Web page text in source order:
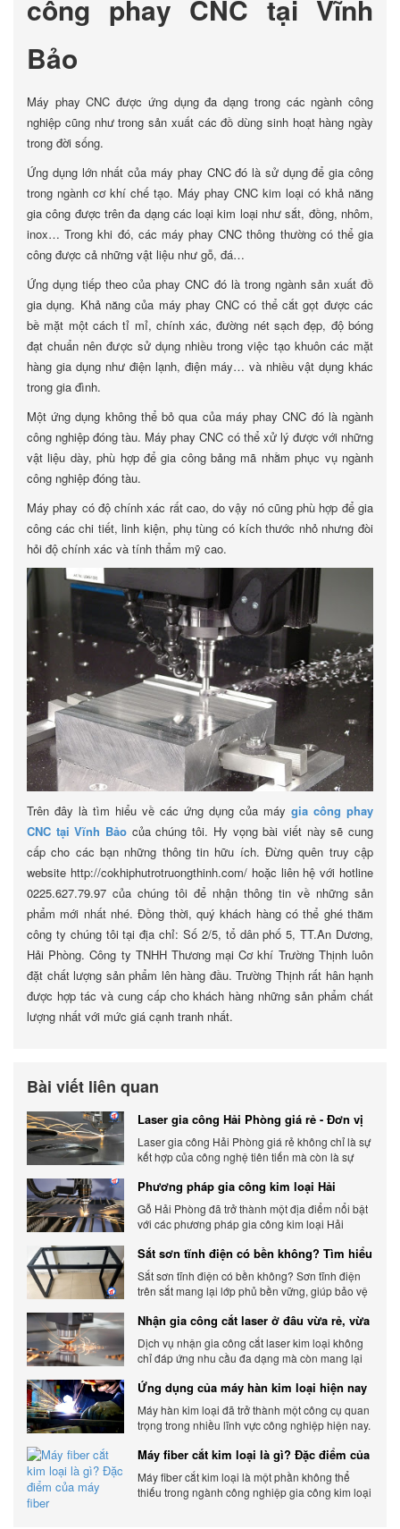
công phay CNC tại Vĩnh
Bảo
Máy phay CNC được ứng dụng đa dạng trong các ngành công
nghiệp cũng như trong sản xuất các đồ dùng sinh hoạt hàng ngày
trong đời sống.
Ứng dụng lớn nhất của máy phay CNC đó là sử dụng để gia công
trong ngành cơ khí chế tạo. Máy phay CNC kim loại có khả năng
gia công được trên đa dạng các loại kim loại như sắt, đồng, nhôm,
inox… Trong khi đó, các máy phay CNC thông thường có thể gia
công được cả những vật liệu như gỗ, đá…
Ứng dụng tiếp theo của phay CNC đó là trong ngành sản xuất đồ
gia dụng. Khả năng của máy phay CNC có thể cắt gọt được các
bề mặt một cách tỉ mỉ, chính xác, đường nét sạch đẹp, độ bóng
đạt chuẩn nên được sử dụng nhiều trong việc tạo khuôn các mặt
hàng gia dụng như điện lạnh, điện máy… và nhiều vật dụng khác
trong gia đình.
Một ứng dụng không thể bỏ qua của máy phay CNC đó là ngành
công nghiệp đóng tàu. Máy phay CNC có thể xử lý được với những
vật liệu dày, phù hợp để gia công bảng mã nhằm phục vụ ngành
công nghiệp đóng tàu.
Máy phay có độ chính xác rất cao, do vậy nó cũng phù hợp để gia
công các chi tiết, linh kiện, phụ tùng có kích thước nhỏ nhưng đòi
hỏi độ chính xác và tính thẩm mỹ cao.
Trên đây là tìm hiểu về các ứng dụng của máy gia công phay
CNC tại Vĩnh Bảo của chúng tôi. Hy vọng bài viết này sẽ cung
cấp cho các bạn những thông tin hữu ích. Đừng quên truy cập
website http://cokhiphutrotruongthinh.com/ hoặc liên hệ với hotline
0225.627.79.97 của chúng tôi để nhận thông tin về những sản
phẩm mới nhất nhé. Đồng thời, quý khách hàng có thể ghé thăm
công ty chúng tôi tại địa chỉ: Số 2/5, tổ dân phố 5, TT.An Dương,
Hải Phòng. Công ty TNHH Thương mại Cơ khí Trường Thịnh luôn
đặt chất lượng sản phẩm lên hàng đầu. Trường Thịnh rất hân hạnh
được hợp tác và cung cấp cho khách hàng những sản phẩm chất
lượng nhất với mức giá cạnh tranh nhất.
Bài viết liên quan
Laser gia công Hải Phòng giá rẻ - Đơn vị
gia công báo giá chính xác
Laser gia công Hải Phòng giá rẻ không chỉ là sự
kết hợp của công nghệ tiên tiến mà còn là sự
khách hàng. Xem ngay nhé.
Phương pháp gia công kim loại Hải
Phòng phổ biến hiện nay
Gỗ Hải Phòng đã trở thành một địa điểm nổi bật
với các phương pháp gia công kim loại Hải
Sắt sơn tĩnh điện có bền không? Tìm hiểu
chi tiết
Sắt sơn tĩnh điện có bền không? Sơn tĩnh điện
trên sắt mang lại lớp phủ bền vững, giúp bảo vệ
động bên ngoài.
Nhận gia công cắt laser ở đâu vừa rẻ, vừa
chất lượng
Dịch vụ nhận gia công cắt laser kim loại không
chỉ đáp ứng nhu cầu đa dạng mà còn mang lại
Ứng dụng của máy hàn kim loại hiện nay
Máy hàn kim loại đã trở thành một công cụ quan
trọng trong nhiều lĩnh vực công nghiệp hiện nay.
Máy fiber cắt kim loại là gì? Đặc điểm của
máy fiber
Máy fiber cắt kim loại là một phần không thể
thiếu trong ngành công nghiệp gia công kim loại